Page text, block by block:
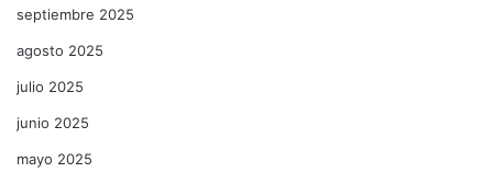
septiembre 2025
agosto 2025
julio 2025
junio 2025
mayo 2025